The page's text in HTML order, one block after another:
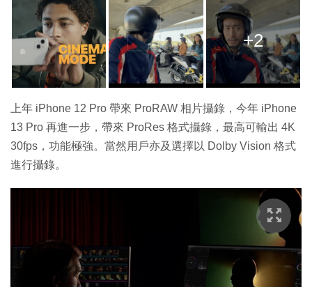
+2
上年 iPhone 12 Pro 帶來 ProRAW 相片攝錄，今年 iPhone
13 Pro 再進一步，帶來 ProRes 格式攝錄，最高可輸出 4K
30fps，功能極強。當然用戶亦及選擇以 Dolby Vision 格式
進行攝錄。